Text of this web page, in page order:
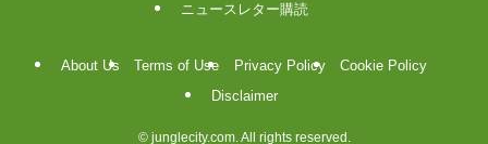
ニュースレター購読
About Us Terms of Use Privacy Policy
Cookie Policy
Disclaimer
©junglecity.com. All rights reserved.